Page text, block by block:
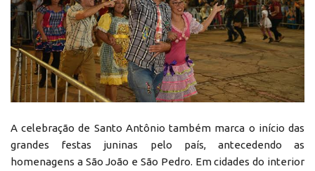
A celebração de Santo Antônio também marca o início das
grandes festas juninas pelo país, antecedendo as
homenagens a São João e São Pedro. Em cidades do interior